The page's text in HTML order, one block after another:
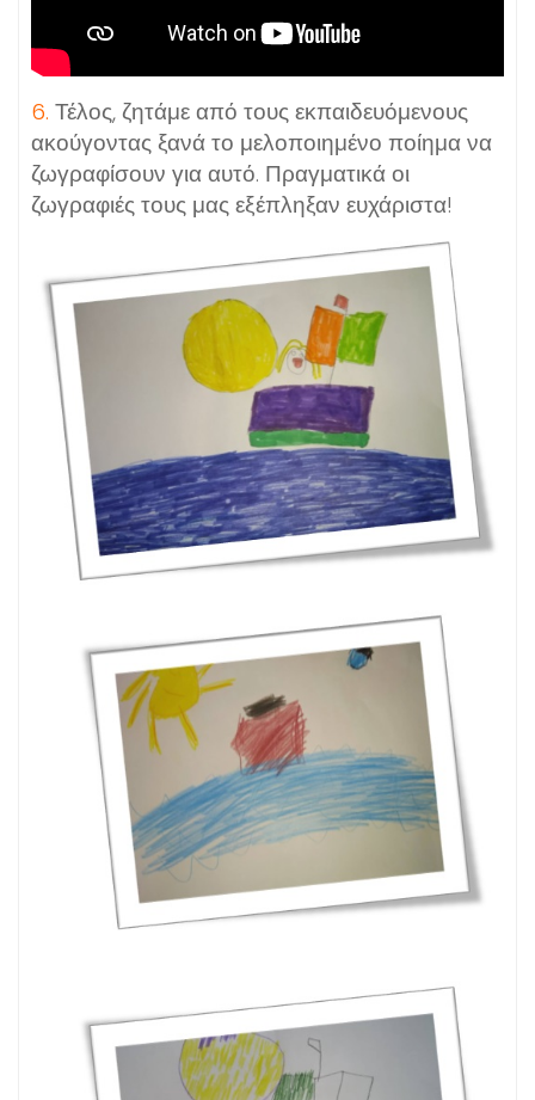
6. Τέλος, ζητάμε από τους εκπαιδευόμενους
ακούγοντας ξανά το μελοποιημένο ποίημα να
ζωγραφίσουν για αυτό. Πραγματικά οι
ζωγραφιές τους μας εξέπληξαν ευχάριστα!